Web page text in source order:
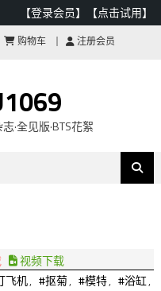
【登录会员】 【点击试用】
购物车 注册会员
·全见版·BTS花絮
视频下载
飞机, #抠菊, #模特, #浴缸,